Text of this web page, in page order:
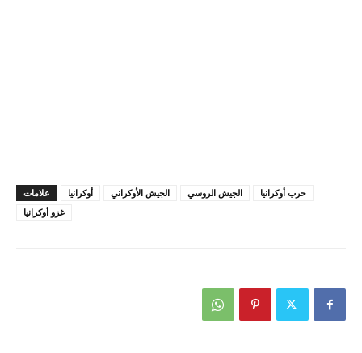
علامات أوكرانيا الجيش الأوكراني الجيش الروسي
حرب أوكرانيا
غزو ​​أوكرانيا